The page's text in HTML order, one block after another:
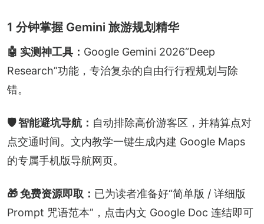
1 分钟掌握 Gemini 旅游规划精华
🤖 实测神工具： Google Gemini 2026“Deep
Research”功能，专治复杂的自由行行程规划与除
错。
🛡️ 智能避坑导航： 自动排除高价游客区，并精算点对
点交通时间。文内教学一键生成内建 Google Maps
的专属手机版导航网页。
🎁 免费资源即取： 已为读者准备好“简单版 / 详细版
Prompt 咒语范本”，点击内文 Google Doc 连结即可